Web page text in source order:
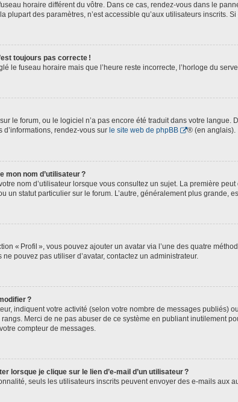
horaire différent du vôtre. Dans ce cas, rendez-vous dans le
des paramètres, n’est accessible qu’aux utilisateurs inscrits.
toujours pas correcte !
le fuseau horaire mais que l’heure reste incorrecte, l’horloge du
le forum, ou le logiciel n’a pas encore été traduit dans votre
rendez-vous sur le site web de phpBB ® (en anglais).
mon nom d’utilisateur ?
nom d’utilisateur lorsque vous consultez un sujet. La première
un statut particulier sur le forum. L’autre, généralement plus grande,
« Profil », vous pouvez ajouter un avatar via l’une des quatre
pouvez pas utiliser d’avatar, contactez un administrateur.
?
indiquent votre activité (selon votre nombre de messages
Merci de ne pas abuser de ce système en publiant inutilement
compteur de messages.
lorsque je clique sur le lien d’e-mail d’un utilisateur ?
seuls les utilisateurs inscrits peuvent envoyer des e-mails